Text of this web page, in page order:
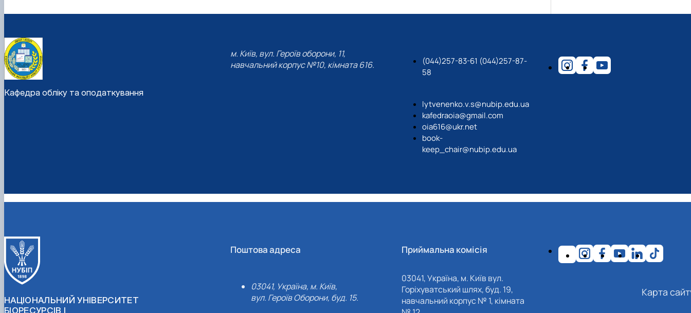
Кафедра обліку та оподаткування
м. Київ, вул. Героїв оборони, 11,
навчальний корпус №10, кімната 616.
(044)257-83-61 (044)257-87-
58
lytvenenko.v.s@nubip.edu.ua
kafedraoia@gmail.com
oia616@ukr.net
book-
keep_chair@nubip.edu.ua
НАЦІОНАЛЬНИЙ УНІВЕРСИТЕТ
БІОРЕСУРСІВ І
Поштова адреса
03041, Україна, м. Київ,
вул. Героїв Оборони, буд. 15.
Приймальна комісія
03041, Україна, м. Київ вул.
Горіхуватський шлях, буд. 19,
навчальний корпус № 1, кімната
Карта